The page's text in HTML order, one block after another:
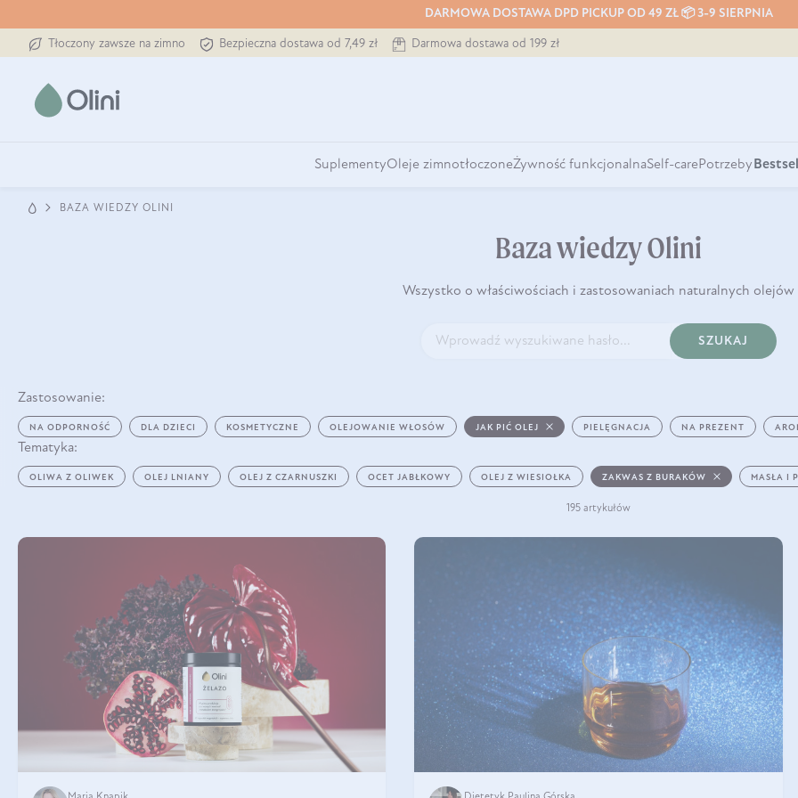
DARMOWA DOSTAWA DPD PICKUP OD 49 ZŁ 📦 3-9 SIERPNIA
Tłoczony zawsze na zimno Bezpieczna dostawa od 7,49 zł Darmowa dostawa od 199 zł
SuplementyOleje zimnotłoczoneŻywność funkcjonalnaSelf-carePotrzeby
BAZA WIEDZY OLINI
Baza wiedzy Olini
Wszystko o właściwościach i zastosowaniach naturalnych olejów
SZUKAJ
Zastosowanie:
NA ODPORNOŚĆ DLA DZIECI KOSMETYCZNE OLEJOWANIE WŁOSÓW JAK PIĆ OLEJ PIELĘGNACJA NA PREZENT
Tematyka:
OLIWA Z OLIWEK OLEJ LNIANY OLEJ Z CZARNUSZKI OCET JABŁKOWY OLEJ Z WIESIOŁKA ZAKWAS Z BURAKÓW MASŁA I
195 artykułów